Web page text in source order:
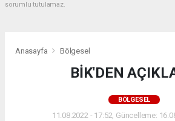
sorumlu tutulamaz.
Anasayfa Bölgesel
BİK'DEN
BÖLGESEL
11.08.2022 - 17:52, Güncelleme: